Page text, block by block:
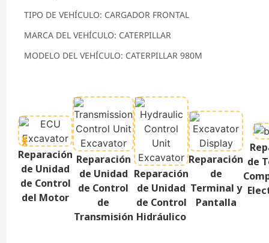
TIPO DE VEHÍCULO: CARGADOR FRONTAL
MARCA DEL VEHÍCULO: CATERPILLAR
MODELO DEL VEHÍCULO: CATERPILLAR 980M
Reparación
de Unidad
de Control
del Motor
Reparación
de Unidad
de Control
de
Transmisión
Reparación
de Unidad
de Control
Hidráulico
Reparación
de
Terminal y
Pantalla
de